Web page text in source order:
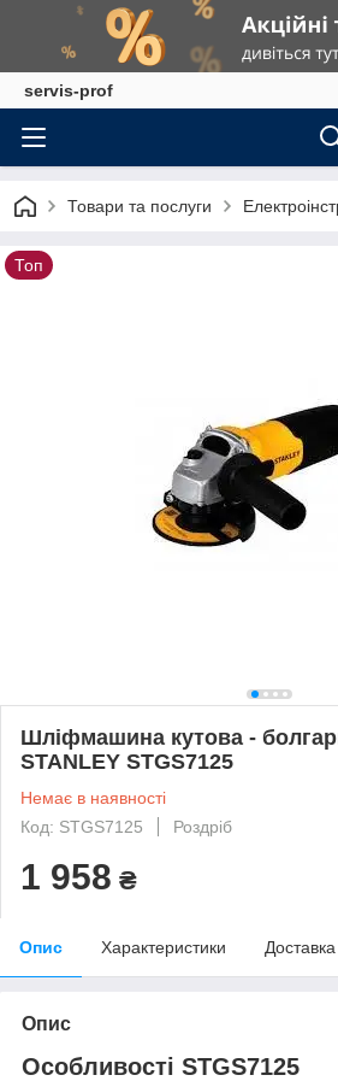
servis-prof
Товари та послуги
Топ
Шліфмашина кутова -
STANLEY STGS7125
Немає в наявності
Код: STGS7125
Роздріб
1 958 ₴
Опис Характеристики Доставка
Опис
Особливості STGS7125